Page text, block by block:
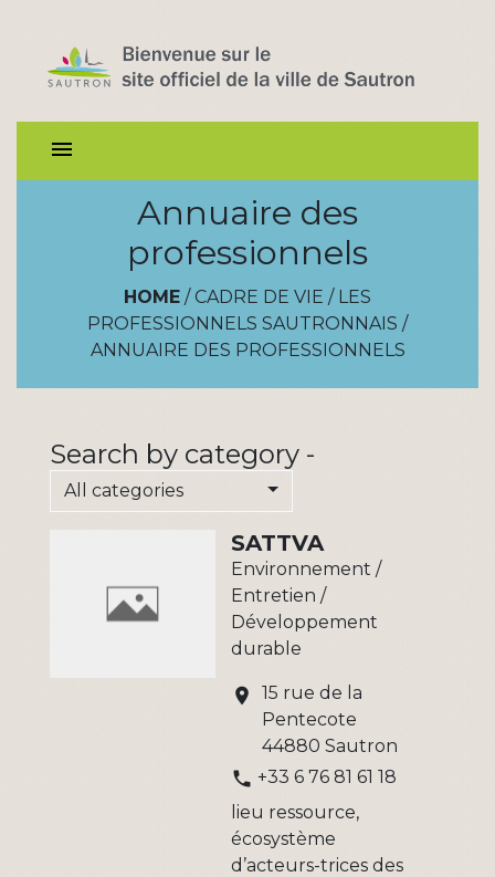
menu
Annuaire des
professionnels
HOME / CADRE DE VIE / LES
PROFESSIONNELS SAUTRONNAIS /
ANNUAIRE DES PROFESSIONNELS
Search by category -
All categories
SATTVA
Environnement /
Entretien /
Développement
durable
location_on
15 rue de la
Pentecote
44880 Sautron
phone +33 6 76 81 61 18
lieu ressource,
écosystème
d’acteurs-trices des